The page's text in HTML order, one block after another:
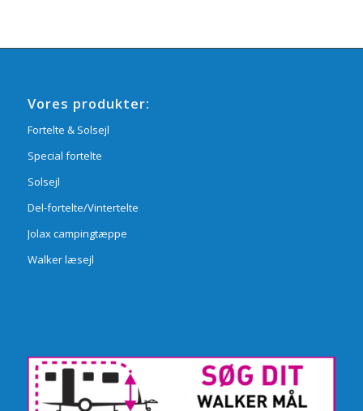
Vores produkter:
Fortelte & Solsejl
Special fortelte
Solsejl
Del-fortelte/Vintertelte
Jolax campingtæppe
Walker læsejl